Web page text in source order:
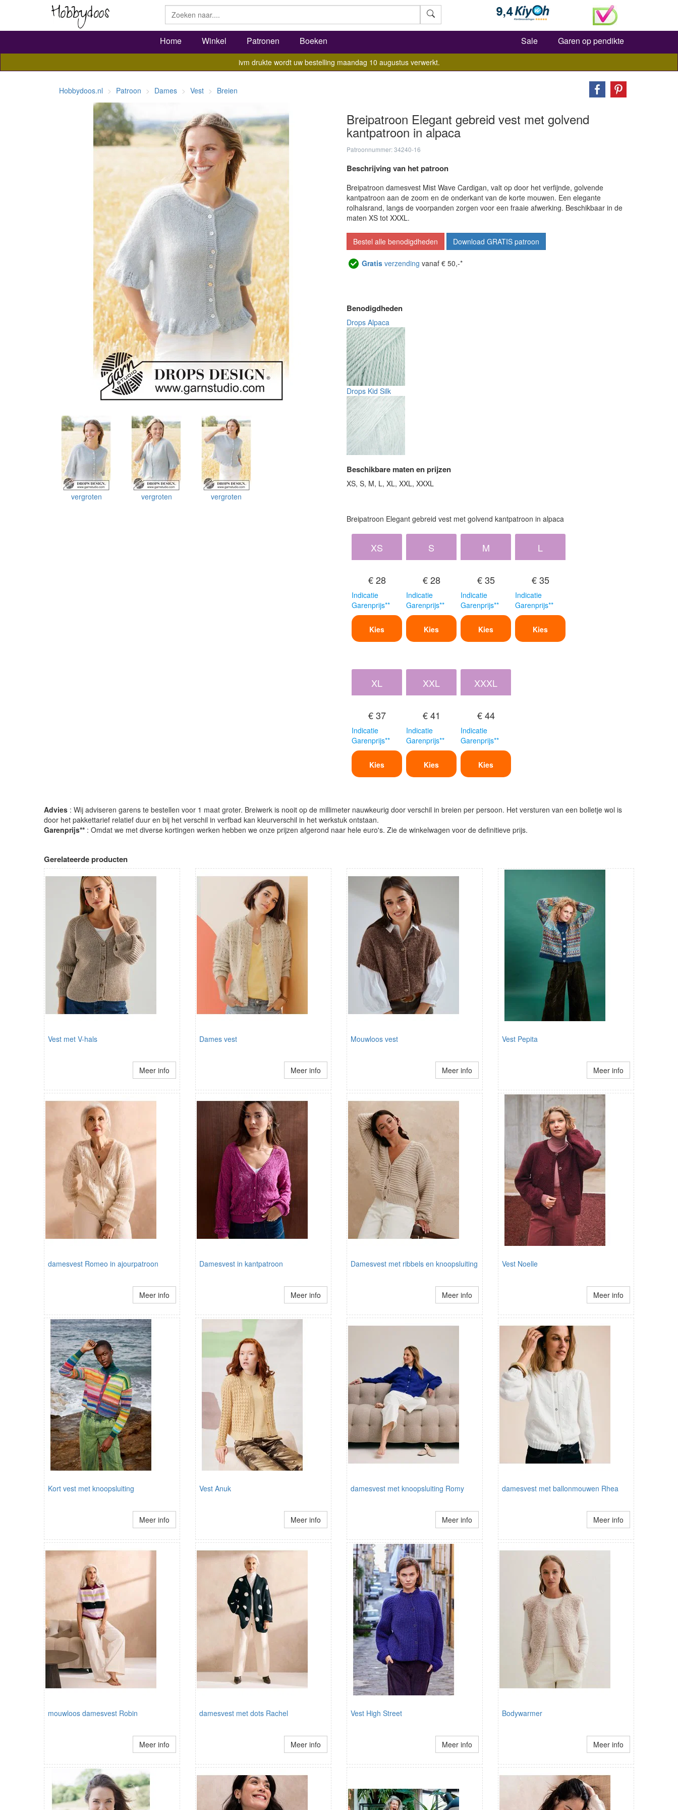
Zoeken
Home Winkel Patronen Boeken Sale Garen op pendikte
ivm drukte wordt uw bestelling maandag 10 augustus verwerkt.
Hobbydoos.nl Patroon Dames Vest Breien
vergroten vergroten vergroten
Breipatroon Elegant gebreid vest met golvend
kantpatroon in alpaca
Patroonnummer: 34240-16
Beschrijving van het patroon
Breipatroon damesvest Mist Wave Cardigan, valt op door het verfijnde, golvende
kantpatroon aan de zoom en de onderkant van de korte mouwen. Een elegante
rolhalsrand, langs de voorpanden zorgen voor een fraaie afwerking. Beschikbaar in de
maten XS tot XXXL.
Bestel alle benodigdheden Download GRATIS patroon
Gratis verzending vanaf € 50,-*
Benodigdheden
Drops Alpaca
Drops Kid Silk
Beschikbare maten en prijzen
XS, S, M, L, XL, XXL, XXXL
Breipatroon Elegant gebreid vest met golvend kantpatroon in alpaca
XS
€ 28
Indicatie
Garenprijs**
Kies
S
€ 28
Indicatie
Garenprijs**
Kies
M
€ 35
Indicatie
Garenprijs**
Kies
L
€ 35
Indicatie
Garenprijs**
Kies
XL
€ 37
Indicatie
Garenprijs**
Kies
XXL
€ 41
Indicatie
Garenprijs**
Kies
XXXL
€ 44
Indicatie
Garenprijs**
Kies
Advies : Wij adviseren garens te bestellen voor 1 maat groter. Breiwerk is nooit op de millimeter nauwkeurig door verschil in breien per persoon. Het versturen van een bolletje wol is
door het pakkettarief relatief duur en bij het verschil in verfbad kan kleurverschil in het werkstuk ontstaan.
Garenprijs** : Omdat we met diverse kortingen werken hebben we onze prijzen afgerond naar hele euro's. Zie de winkelwagen voor de definitieve prijs.
Gerelateerde producten
Vest met V-hals
Meer info
Dames vest
Meer info
Mouwloos vest
Meer info
Vest Pepita
Meer info
damesvest Romeo in ajourpatroon
Meer info
Damesvest in kantpatroon
Meer info
Damesvest met ribbels en knoopsluiting
Meer info
Vest Noelle
Meer info
Kort vest met knoopsluiting
Meer info
Vest Anuk
Meer info
damesvest met knoopsluiting Romy
Meer info
damesvest met ballonmouwen Rhea
Meer info
mouwloos damesvest Robin
Meer info
damesvest met dots Rachel
Meer info
Vest High Street
Meer info
Bodywarmer
Meer info